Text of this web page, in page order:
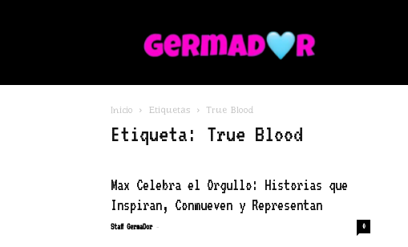
Inicio Etiquetas True Blood
Etiqueta: True Blood
Max Celebra el Orgullo: Historias que
Inspiran, Conmueven y Representan
Staff GermaDor - 0